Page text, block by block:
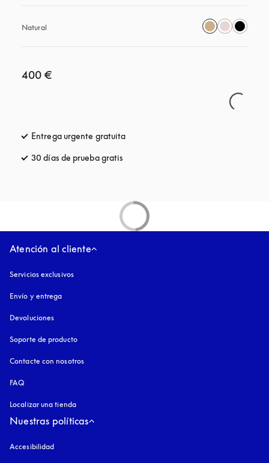
Natural
400 €
Entrega urgente gratuita
30 días de prueba gratis
Atención al cliente
Servicios exclusivos
Envío y entrega
Devoluciones
Soporte de producto
Contacte con nosotros
FAQ
Localizar una tienda
Nuestras políticas
Accesibilidad